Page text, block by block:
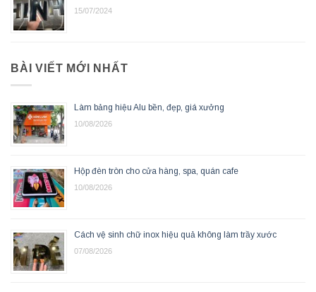
15/07/2024
BÀI VIẾT MỚI NHẤT
Làm bảng hiệu Alu bền, đẹp, giá xưởng
10/08/2026
Hộp đèn tròn cho cửa hàng, spa, quán cafe
10/08/2026
Cách vệ sinh chữ inox hiệu quả không làm trầy xước
07/08/2026